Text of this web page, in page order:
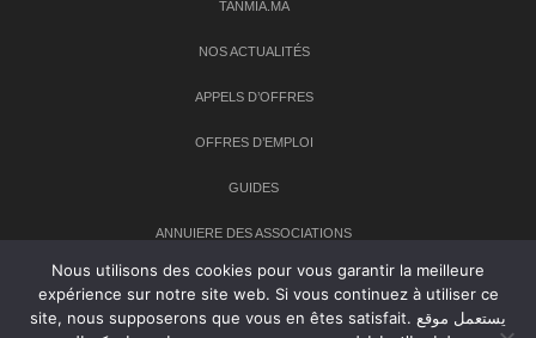
TANMIA.MA
NOS ACTUALITÉS
APPELS D’OFFRES
OFFRES D’EMPLOI
GUIDES
ANNUIERE DES ASSOCIATIONS
Newsletter
Nous utilisons des cookies pour vous garantir la meilleure
expérience sur notre site web. Si vous continuez à utiliser ce
site, nous supposerons que vous en êtes satisfait. يستعمل موقع